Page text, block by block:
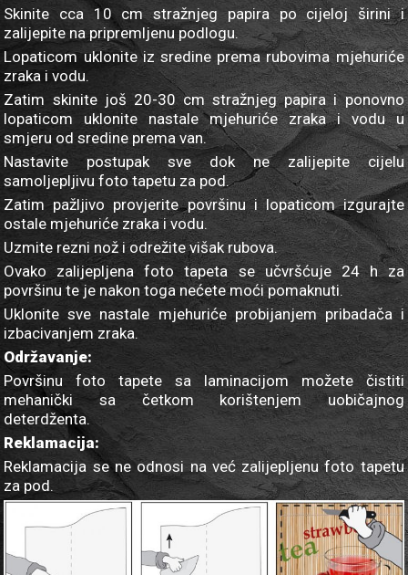
Skinite cca 10 cm stražnjeg papira po cijeloj širini i
zalijepite na pripremljenu podlogu.
Lopaticom uklonite iz sredine prema rubovima mjehuriće
zraka i vodu.
Zatim skinite još 20-30 cm stražnjeg papira i ponovno
lopaticom uklonite nastale mjehuriće zraka i vodu u
smjeru od sredine prema van.
Nastavite postupak sve dok ne zalijepite cijelu
samoljepljivu foto tapetu za pod.
Zatim pažljivo provjerite površinu i lopaticom izgurajte
ostale mjehuriće zraka i vodu.
Uzmite rezni nož i odrežite višak rubova.
Ovako zalijepljena foto tapeta se učvršćuje 24 h za
površinu te je nakon toga nećete moći pomaknuti.
Uklonite sve nastale mjehuriće probijanjem pribadača i
izbacivanjem zraka.
Održavanje:
Površinu foto tapete sa laminacijom možete čistiti
mehanički sa četkom korištenjem uobičajnog
deterdženta.
Reklamacija:
Reklamacija se ne odnosi na već zalijepljenu foto tapetu
za pod.